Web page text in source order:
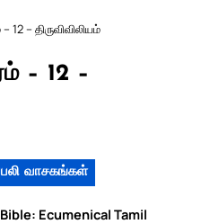
– திருவிவிலியம்
– 12 –
வாசகங்கள்
Ecumenical Tamil